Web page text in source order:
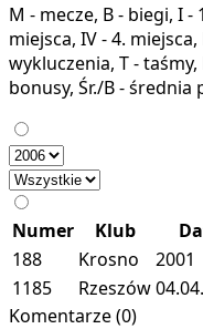
M - mecze, B - biegi, I -
miejsca, IV - 4.
wykluczenia, T -
bonusy, Śr./B -
Numer Klub
188
Krosno 2001
1185
Rzeszów
Komentarze (0)